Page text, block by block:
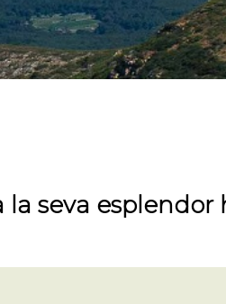
seva esplendor